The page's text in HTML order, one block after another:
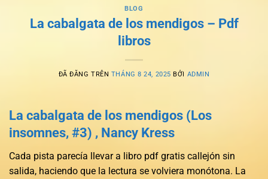
BLOG
La cabalgata de los mendigos – Pdf
libros
ĐÃ ĐĂNG TRÊN THÁNG 8 24, 2025 BỞI ADMIN
La cabalgata de los mendigos (Los
insomnes, #3) , Nancy Kress
Cada pista parecía llevar a libro pdf gratis callejón sin
salida, haciendo que la lectura se volviera monótona. La